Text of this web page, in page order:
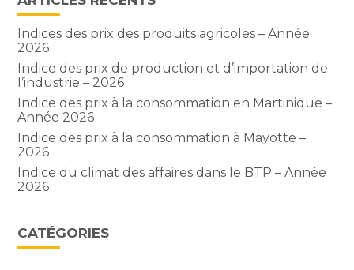
Indices des prix des produits agricoles – Année
2026
Indice des prix de production et d’importation de
l’industrie – 2026
Indice des prix à la consommation en Martinique –
Année 2026
Indice des prix à la consommation à Mayotte –
2026
Indice du climat des affaires dans le BTP – Année
2026
CATÉGORIES